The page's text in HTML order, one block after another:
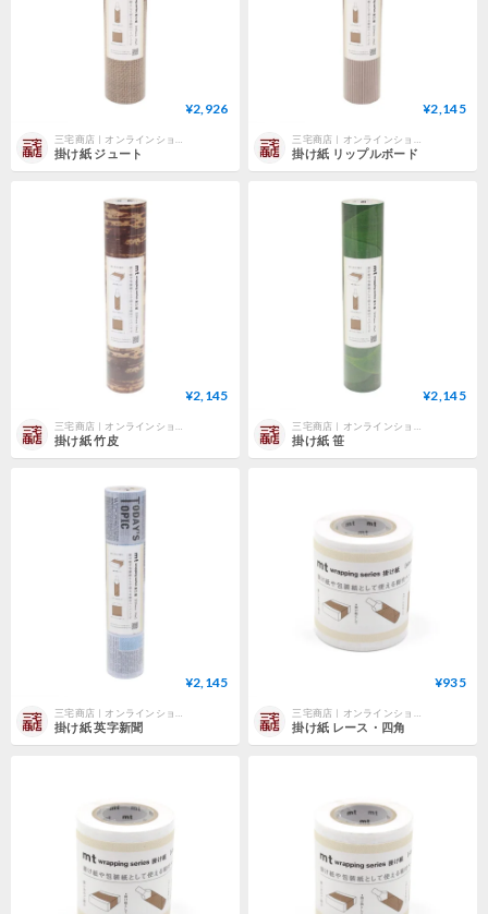
¥2,926
掛け紙 ジュート
¥2,145
掛け紙 リップルボード
¥2,145
掛け紙 竹皮
¥2,145
掛け紙 笹
¥2,145
掛け紙 英字新聞
¥935
掛け紙 レース・四角